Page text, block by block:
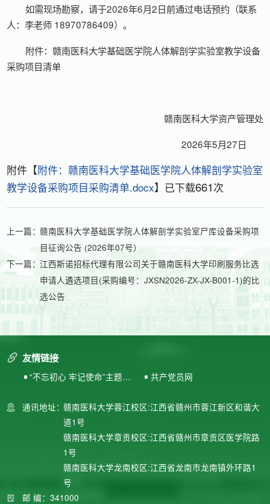
如需现场勘察，请于2026年6月2日前通过电话预约（联系
人：李老师 18970786409）。
附件：赣南医科大学基础医学院人体解剖学实验室教学设备
采购项目清单
赣南医科大学资产管理处
2026年5月27日
附件【附件：赣南医科大学基础医学院人体解剖学实验室
教学设备采购项目采购清单.docx】已下载661次
上一篇：赣南医科大学基础医学院人体解剖学实验室尸库设备采购项
目征询公告 (2026年07号）
下一篇：江西斯诺招标代理有限公司关于赣南医科大学印刷服务比选
申请人遴选项目(采购编号：JXSN2026-ZX-JX-B001-1)的比
选公告
友情链接
“不忘初心 牢记使命”主题教
共产党员网
通讯地址：赣南医科大学蓉江校区:江西省赣州市蓉江新区和谐大
道1号
赣南医科大学章贡校区:江西省赣州市章贡区医学院路
1号
赣南医科大学龙南校区:江西省龙南市龙南镇外环路1
号
邮 编：341000